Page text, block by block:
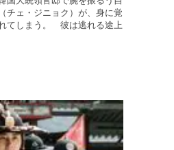
チェ・ジニョク）が、身に覚
てしまう。 彼は逃れる途上